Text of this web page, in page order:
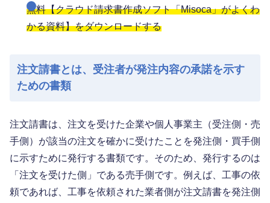
無料【クラウド請求書作成ソフト「Misoca」がよくわ
かる資料】をダウンロードする
注文請書とは、受注者が発注内容の承諾を示す
ための書類
注文請書は、注文を受けた企業や個人事業主（受注側・売
手側）が該当の注文を確かに受けたことを発注側・買手側
に示すために発行する書類です。そのため、発行するのは
「注文を受けた側」である売手側です。例えば、工事の依
頼であれば、工事を依頼された業者側が注文請書を発注側